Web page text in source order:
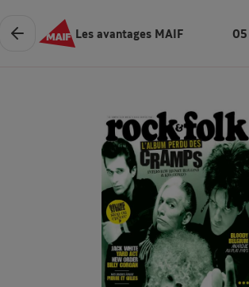
Les avantages MAIF 05